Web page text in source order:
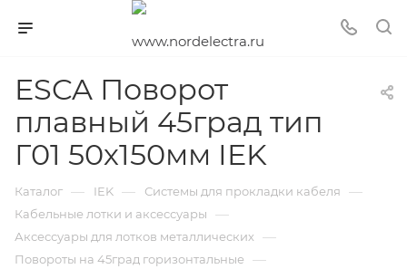
ESCA Поворот
плавный 45град тип
Г01 50х150мм IEK
Каталог — IEK — Системы для прокладки кабеля —
Кабельные лотки и аксессуары —
Аксессуары для лотков металлических —
Повороты на 45град горизонтальные —